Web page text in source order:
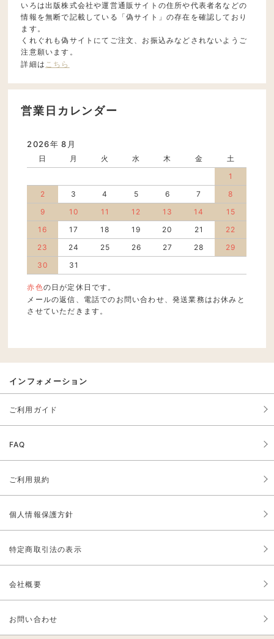
いろは出版株式会社や運営通販サイトの住所や代表者名などの
情報を無断で記載している「偽サイト」の存在を確認しており
ます。
くれぐれも偽サイトにてご注文、お振込みなどされないようご
注意願います。
詳細は こちら
営業日カレンダー
2026年 8月
日 月 火 水 木 金
土
1
2
3 4 5 6 7
8
9
10 11 12 13 14
15
16
17 18 19 20 21
22
23
24 25 26 27 28
29
30
31
赤色の日が定休日です。
メールの返信、電話でのお問い合わせ、発送業務はお休みと
させていただきます。
インフォメーション
ご利用ガイド
FAQ
ご利用規約
個人情報保護方針
特定商取引法の表示
会社概要
お問い合わせ